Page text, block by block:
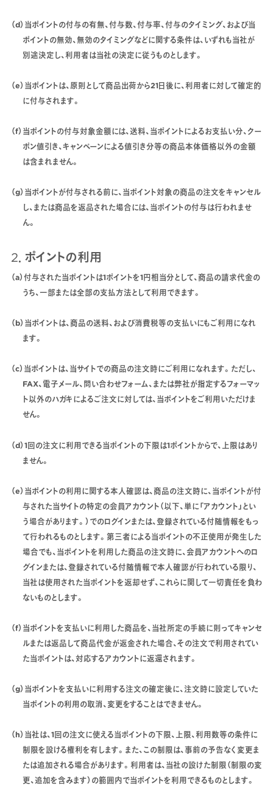
（d）当ポイントの付与の有無、付与数、付与率、付与のタイミング、および当
ポイントの無効、無効のタイミングなどに関する条件は、いずれも当社が
別途決定し、利用者は当社の決定に従うものとします。
（e）当ポイントは、原則として商品出荷から21日後に、利用者に対して確定的
に付与されます。
（f）当ポイントの付与対象金額には、送料、当ポイントによるお支払い分、クー
ポン値引き、キャンペーンによる値引き分等の商品本体価格以外の金額
は含まれません。
（g）当ポイントが付与される前に、当ポイント対象の商品の注文をキャンセル
し、または商品を返品された場合には、当ポイントの付与は行われませ
ん。
2．ポイントの利用
（a）付与された当ポイントは1ポイントを1円相当分として、商品の請求代金の
うち、一部または全部の支払方法として利用できます。
（b）当ポイントは、商品の送料、および消費税等の支払いにもご利用になれ
ます。
（c）当ポイントは、当サイトでの商品の注文時にご利用になれます。ただし、
FAX、電子メール、問い合わせフォーム、または弊社が指定するフォーマッ
ト以外のハガキによるご注文に対しては、当ポイントをご利用いただけま
せん。
（d）1回の注文に利用できる当ポイントの下限は1ポイントからで、上限はあり
ません。
（e）当ポイントの利用に関する本人確認は、商品の注文時に、当ポイントが付
与された当サイトの特定の会員アカウント（以下、単に「アカウント」とい
う場合があります。）でのログインまたは、登録されている付随情報をもっ
て行われるものとします。第三者による当ポイントの不正使用が発生した
場合でも、当ポイントを利用した商品の注文時に、会員アカウントへのロ
グインまたは、登録されている付随情報で本人確認が行われている限り、
当社は使用された当ポイントを返却せず、これらに関して一切責任を負わ
ないものとします。
（f）当ポイントを支払いに利用した商品を、当社所定の手続に則ってキャンセ
ルまたは返品して商品代金が返金された場合、その注文で利用されてい
た当ポイントは、対応するアカウントに返還されます。
（g）当ポイントを支払いに利用する注文の確定後に、注文時に設定していた
当ポイントの利用の取消、変更をすることはできません。
（h）当社は、1回の注文に使える当ポイントの下限、上限、利用数等の条件に
制限を設ける権利を有します。また、この制限は、事前の予告なく変更ま
たは追加される場合があります。利用者は、当社の設けた制限（制限の変
更、追加を含みます）の範囲内で当ポイントを利用できるものとします。